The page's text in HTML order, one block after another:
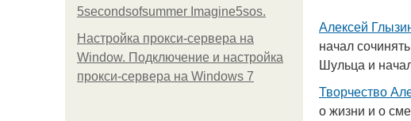
5secondsofsummer Imagine5sos.
Настройка прокси-сервера на
Window. Подключение и настройка
прокси-сервера на Windows 7
Алексей
начал
Шульца и
Творчество
о жизни и о